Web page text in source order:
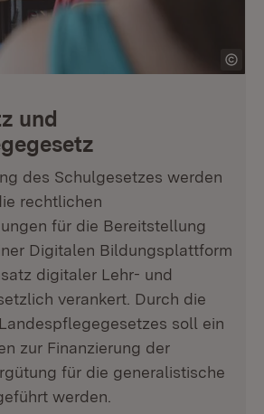
und
des Schulgesetzes werden
rechtlichen
für die Bereitstellung
Digitalen Bildungsplattform
digitaler Lehr- und
verankert. Durch die
soll ein
zur Finanzierung der
für die generalistische
werden.